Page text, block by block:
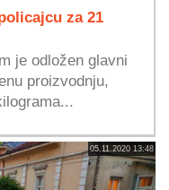
za 21
je odložen glavni
proizvodnju,
05.11.2020 13:48